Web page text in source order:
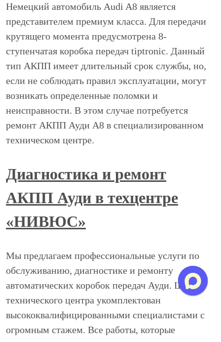
Немецкий автомобиль Audi A8 является
представителем премиум класса. Для передачи
крутящего момента предусмотрена 8-
ступенчатая коробка передач tiptronic. Данный
тип АКПП имеет длительный срок службы, но,
если не соблюдать правил эксплуатации, могут
возникать определенные поломки и
неисправности. В этом случае потребуется
ремонт АКПП Ауди А8 в специализированном
техническом центре.
Диагностика и ремонт
АКПП Ауди в техцентре
«НИВЮС»
Мы предлагаем профессиональные услуги по
обслуживанию, диагностике и ремонту
автоматических коробок передач Ауди. Штат
технического центра укомплектован
высококвалифицированными специалистами с
огромным стажем. Все работы, которые